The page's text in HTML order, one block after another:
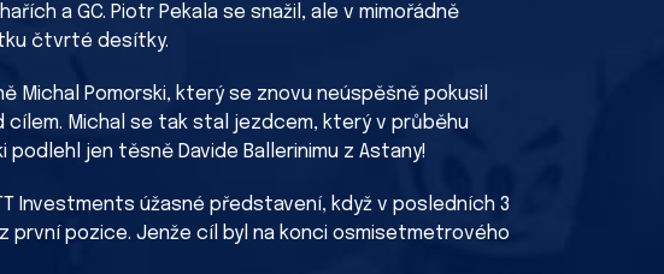
a GC. Piotr Pekala se snažil, ale v mimořádně
čtvrté desítky.
Pomorski, který se znovu neúspěšně pokusil
cílem. Michal se tak stal jezdcem, který v průběhu
jen těsně Davide Ballerinimu z Astany!
Investments úžasné představení, když v posledních 3
první pozice. Jenže cíl byl na konci osmisetmetrového